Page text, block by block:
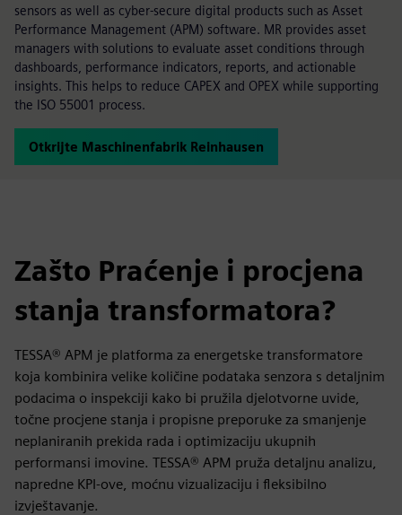
sensors as well as cyber-secure digital products such as Asset
Performance Management (APM) software. MR provides asset
managers with solutions to evaluate asset conditions through
dashboards, performance indicators, reports, and actionable
insights. This helps to reduce CAPEX and OPEX while supporting
the ISO 55001 process.
Otkrijte Maschinenfabrik Reinhausen
Zašto Praćenje i procjena
stanja transformatora?
TESSA® APM je platforma za energetske transformatore
koja kombinira velike količine podataka senzora s detaljnim
podacima o inspekciji kako bi pružila djelotvorne uvide,
točne procjene stanja i propisne preporuke za smanjenje
neplaniranih prekida rada i optimizaciju ukupnih
performansi imovine. TESSA® APM pruža detaljnu analizu,
napredne KPI-ove, moćnu vizualizaciju i fleksibilno
izvještavanje.